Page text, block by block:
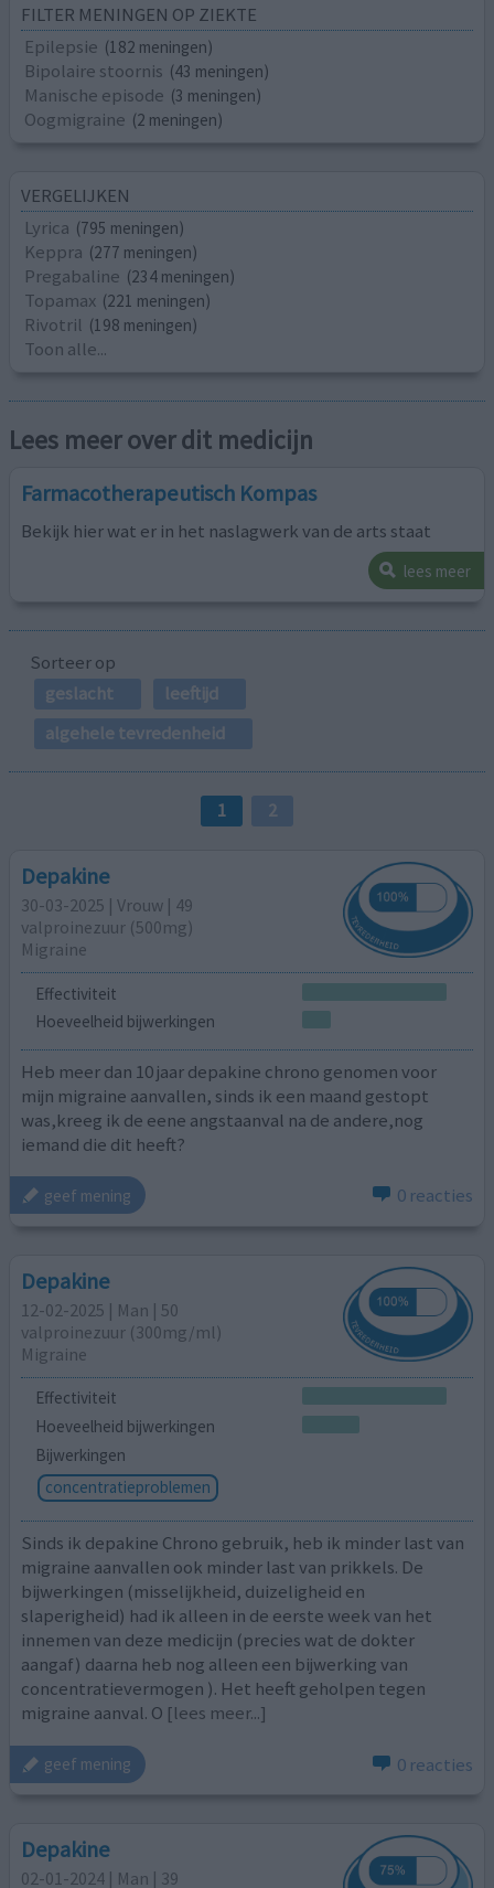
FILTER MENINGEN OP ZIEKTE
Epilepsie (182 meningen)
Bipolaire stoornis (43 meningen)
Manische episode (3 meningen)
Oogmigraine (2 meningen)
VERGELIJKEN
Lyrica (795 meningen)
Keppra (277 meningen)
Pregabaline (234 meningen)
Topamax (221 meningen)
Rivotril (198 meningen)
Toon alle...
Lees meer over dit medicijn
Farmacotherapeutisch Kompas
Bekijk hier wat er in het naslagwerk van de arts staat
lees meer
Sorteer op
geslacht
leeftijd
algehele tevredenheid
1 2
Depakine
30-03-2025 | Vrouw | 49
valproinezuur (500mg)
Migraine
Effectiviteit
Hoeveelheid bijwerkingen
Heb meer dan 10 jaar depakine chrono genomen voor
mijn migraine aanvallen, sinds ik een maand gestopt
was,kreeg ik de eene angstaanval na de andere,nog
iemand die dit heeft?
geef mening 0 reacties
Depakine
12-02-2025 | Man | 50
valproinezuur (300mg/ml)
Migraine
Effectiviteit
Hoeveelheid bijwerkingen
Bijwerkingen
concentratieproblemen
Sinds ik depakine Chrono gebruik, heb ik minder last van
migraine aanvallen ook minder last van prikkels. De
bijwerkingen (misselijkheid, duizeligheid en
slaperigheid) had ik alleen in de eerste week van het
innemen van deze medicijn (precies wat de dokter
aangaf) daarna heb nog alleen een bijwerking van
concentratievermogen ). Het heeft geholpen tegen
migraine aanval. O [lees meer...]
geef mening 0 reacties
Depakine
02-01-2024 | Man | 39